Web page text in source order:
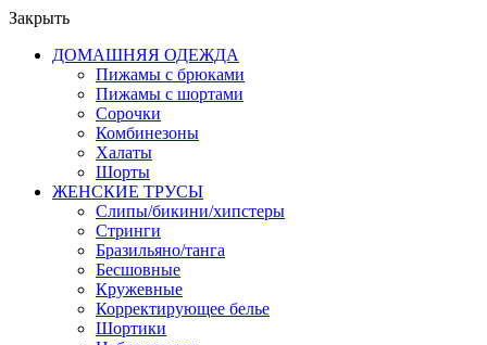
Закрыть
ДОМАШНЯЯ ОДЕЖДА
Пижамы с брюками
Пижамы с шортами
Сорочки
Комбинезоны
Халаты
Шорты
ЖЕНСКИЕ ТРУСЫ
Слипы/бикини/хипстеры
Стринги
Бразильяно/танга
Бесшовные
Кружевные
Корректирующее белье
Шортики